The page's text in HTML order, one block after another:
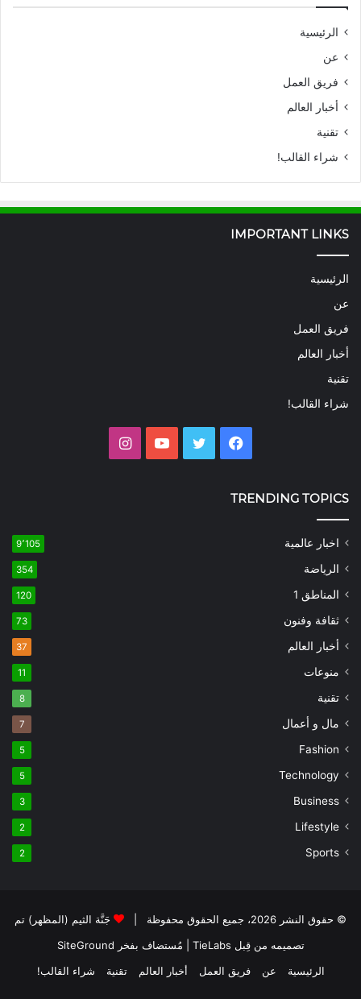
الرئيسية
عن
فريق العمل
أخبار العالم
تقنية
شراء القالب!
IMPORTANT LINKS
الرئيسية
عن
فريق العمل
أخبار العالم
تقنية
شراء القالب!
فيسبوك تويتر يوتيوب
TRENDING TOPICS
اخبار عالمية 9٬105
الرياضة 354
المناطق 1 120
ثقافة وفنون 73
أخبار العالم 37
منوعات 11
تقنية 8
مال و أعمال 7
Fashion
5
Technology
5
Business
3
Lifestyle
2
Sports
2
© حقوق النشر 2026، جميع الحقوق محفوظة |
جَنَّة الثيم (المظهر) تم
تصميمه من قِبل TieLabs
| مُستضاف بفخر SiteGround
الرئيسية
عن فريق العمل أخبار العالم تقنية شراء القالب!